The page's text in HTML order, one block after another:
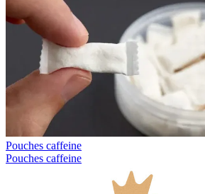
Pouches caffeine
Pouches caffeine